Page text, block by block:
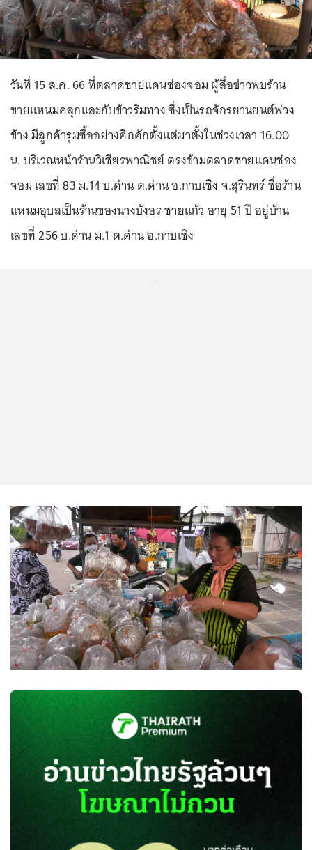
วันที่ 15 ส.ค. 66 ที่ตลาดชายแดนช่องจอม ผู้สื่อข่าวพบร้าน
ขายแหนมคลุกและกับข้าวริมทาง ซึ่งเป็นรถจักรยานยนต์พ่วง
ข้าง มีลูกค้ารุมซื้ออย่างคึกคักตั้งแต่มาตั้งในช่วงเวลา 16.00
น. บริเวณหน้าร้านวิเชียรพาณิชย์ ตรงข้ามตลาดชายแดนช่อง
จอม เลขที่ 83 ม.14 บ.ด่าน ต.ด่าน อ.กาบเชิง จ.สุรินทร์ ชื่อร้าน
แหนมอุบลเป็นร้านของนางบังอร ชายแก้ว อายุ 51 ปี อยู่บ้าน
เลขที่ 256 บ.ด่าน ม.1 ต.ด่าน อ.กาบเชิง